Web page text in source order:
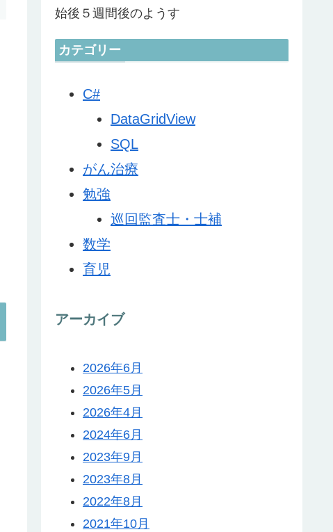
始後５週間後のようす
カテゴリー
C#
DataGridView
SQL
がん治療
勉強
巡回監査士・士補
数学
育児
アーカイブ
2026年6月
2026年5月
2026年4月
2024年6月
2023年9月
2023年8月
2022年8月
2021年10月